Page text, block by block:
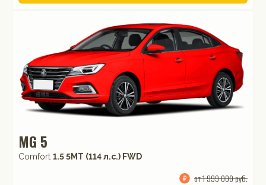
MG 5
Comfort 1.5 5MT (114 л.с.) FWD
от 1 999 000 руб.